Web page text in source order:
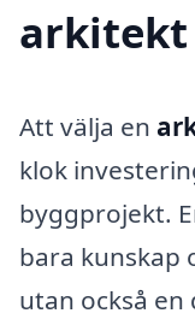
arkitekt
Att välja en
klok
byggprojekt.
bara kunskap
utan också